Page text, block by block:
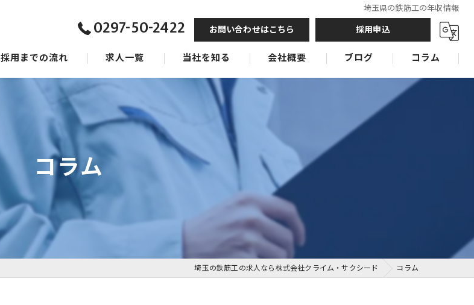
埼玉県の鉄筋工の年収情報
0297-50-2422 お問い合わせはこちら 採用申込
採用までの流れ 求人一覧 当社を知る
東京の鉄筋工
茨城の鉄筋工
千葉の鉄筋工
会社概要 ブログ コラム
コラム
埼玉の鉄筋工の求人なら株式会社クライム・サクシード コラム